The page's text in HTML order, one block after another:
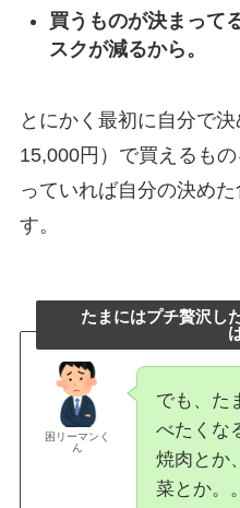
買うものが決まって
スクが減るから。
とにかく最初に自分で
15,000円）で買えるも
っていれば自分の決め
す。
たまにはプチ贅沢し
困リーマンく
ん
でも、た
べたくな
焼肉とか
菜とか。